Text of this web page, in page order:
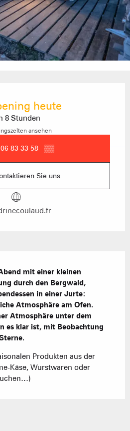
heute
8 Stunden
ansehen
06 83 33 58 ▒▒
Sie uns
mit einer kleinen
durch den Bergwald,
in einer Jurte:
Atmosphäre am Ofen.
Atmosphäre unter dem
es klar ist, mit Beobachtung
Produkten aus der
Käse, Wurstwaren oder